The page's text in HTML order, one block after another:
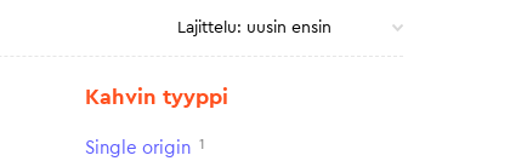
Kahvin tyyppi
Single origin 1